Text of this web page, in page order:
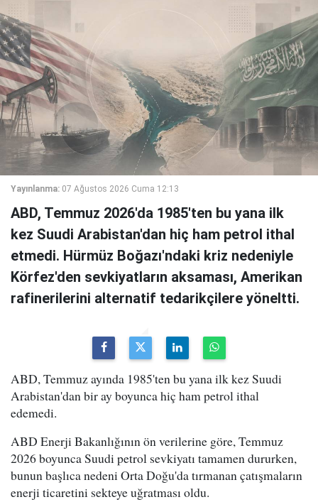
Yayınlanma: 07 Ağustos 2026 Cuma 12:13
ABD, Temmuz 2026'da 1985'ten bu yana ilk
kez Suudi Arabistan'dan hiç ham petrol ithal
etmedi. Hürmüz Boğazı'ndaki kriz nedeniyle
Körfez'den sevkiyatların aksaması, Amerikan
rafinerilerini alternatif tedarikçilere yöneltti.
ABD, Temmuz ayında 1985'ten bu yana ilk kez Suudi
Arabistan'dan bir ay boyunca hiç ham petrol ithal
edemedi.
ABD Enerji Bakanlığının ön verilerine göre, Temmuz
2026 boyunca Suudi petrol sevkiyatı tamamen dururken,
bunun başlıca nedeni Orta Doğu'da tırmanan çatışmaların
enerji ticaretini sekteye uğratması oldu.